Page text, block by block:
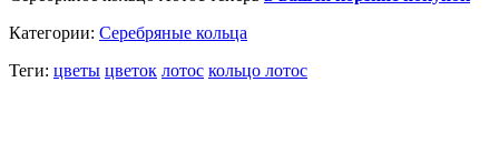
Категории: Серебряные кольца
Теги: цветы цветок лотос кольцо лотос